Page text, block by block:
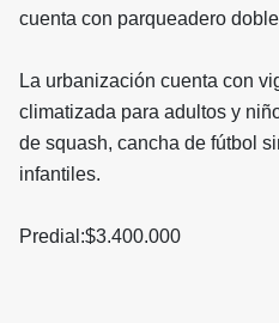
cuenta con parqueadero
La urbanización cuenta con
climatizada para adultos y
de squash, cancha de fútbol
infantiles.
Predial:$3.400.000